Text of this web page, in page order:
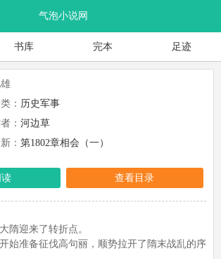
气泡小说网
书库 完本 足迹
： 历史军事
： 河边草
： 第1802章相会（一）
查看目录
隋迎来了转折点。
始准备征伐高句丽，顺势拉开了隋末战乱的序